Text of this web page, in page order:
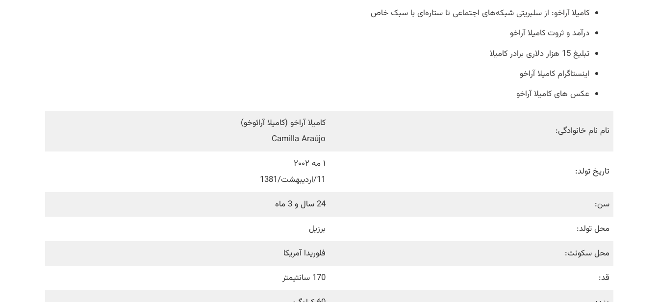
کامیلا آراخو: از سلبریتی شبکه‌های اجتماعی تا ستاره‌ای با سبک خاص
درآمد و ثروت کامیلا آراخو
تبلیغ 15 هزار دلاری برادر کامیلا
اینستاگرام کامیلا آراخو
عکس های کامیلا آراخو
نام نام خانوادگی:
کامیلا آراخو (کامیلا آرائوخو)
Camilla Araújo
تاریخ تولد:
۱ مه ۲۰۰۲
11/اردیبهشت/1381
سن:
24 سال و 3 ماه
محل تولد:
برزیل
محل سکونت:
فلوریدا آمریکا
قد:
170 سانتیمتر